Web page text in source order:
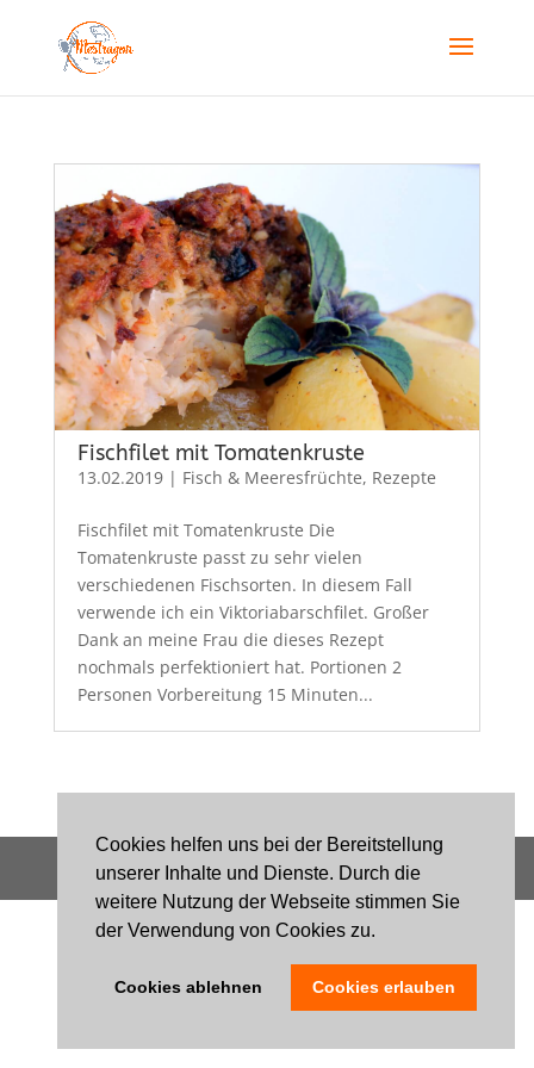
Cookies helfen uns bei der Bereitstellung
unserer Inhalte und Dienste. Durch die
weitere Nutzung der Webseite stimmen Sie
der Verwendung von Cookies zu.
Cookies ablehnen Cookies erlauben
Fischfilet mit Tomatenkruste
13.02.2019| Fisch & Meeresfrüchte, Rezepte
Fischfilet mit Tomatenkruste Die
Tomatenkruste passt zu sehr vielen
verschiedenen Fischsorten. In diesem Fall
verwende ich ein Viktoriabarschfilet. Großer
Dank an meine Frau die dieses Rezept
nochmals perfektioniert hat. Portionen 2
Personen Vorbereitung 15 Minuten...
MESTRAGON © ALL RIGHTS RESERVED